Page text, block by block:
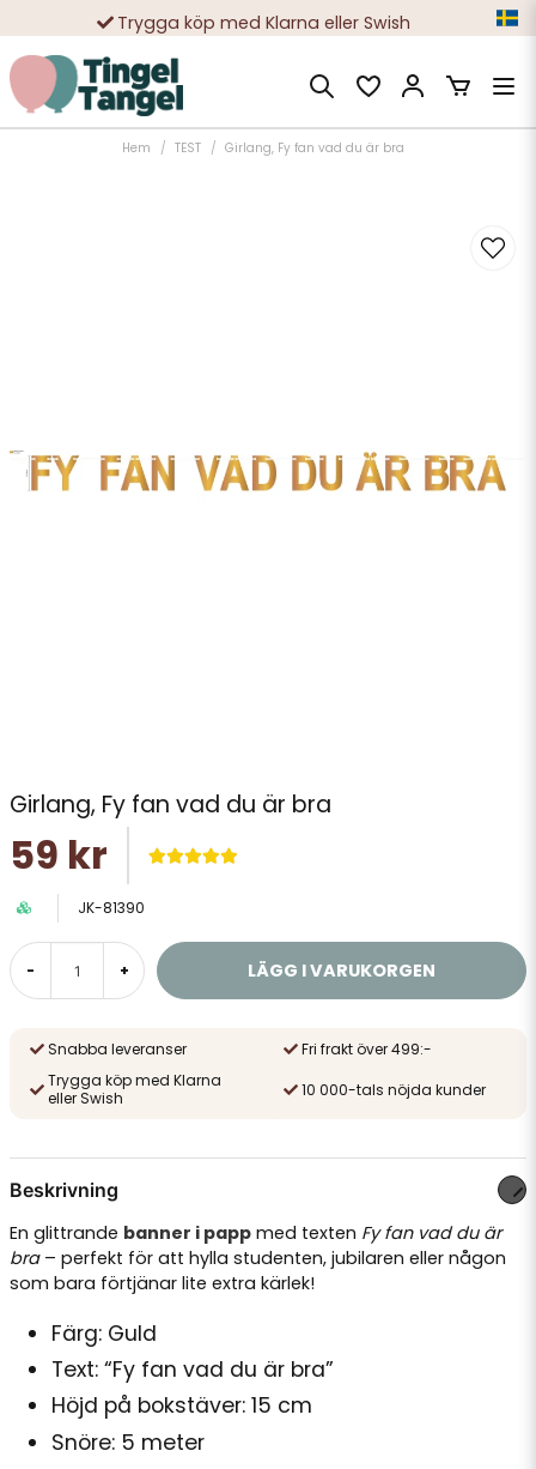
Trygga köp med Klarna eller Swish
10 000-tals nöjda kunder
Hem TEST Girlang, Fy fan vad du är bra
Girlang, Fy fan vad du är bra
59 kr
JK-81390
- + LÄGG I VARUKORGEN
Snabba leveranser
Fri frakt över 499:-
Trygga köp med Klarna
eller Swish
10 000-tals nöjda kunder
Beskrivning
En glittrande banner i papp med texten Fy fan vad du är
bra– perfekt för att hylla studenten, jubilaren eller någon
som bara förtjänar lite extra kärlek!
Färg: Guld
Text: “Fy fan vad du är bra”
Höjd på bokstäver: 15 cm
Snöre: 5 meter